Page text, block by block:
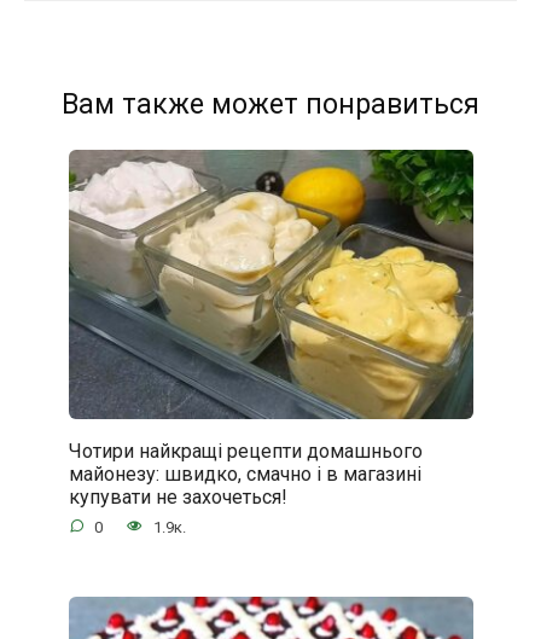
Вам также может понравиться
Чотири найкращі рецепти домашнього
майонезу: швидко, смачно і в магазині
купувати не захочеться!
0 1.9к.